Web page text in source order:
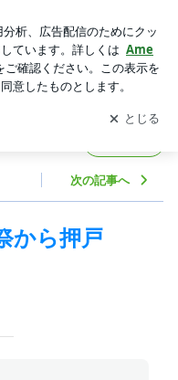
通知
を受け取りまし
開く
次の記事へ
から押戸